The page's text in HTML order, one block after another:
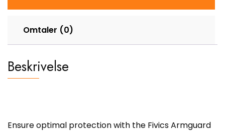
Omtaler (0)
Beskrivelse
Ensure optimal protection with the Fivics Armguard